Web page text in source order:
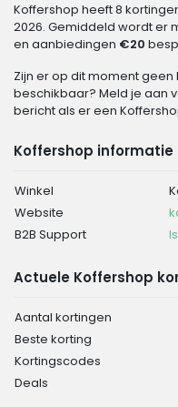
Koffershop heeft 8
2026. Gemiddeld wordt er
en aanbiedingen €20
Zijn er op dit moment
beschikbaar? Meld je aan
bericht als er een
Koffershop informatie
Winkel
Website
B2B Support
Actuele Koffershop
Aantal kortingen
Beste korting
Kortingscodes
Deals